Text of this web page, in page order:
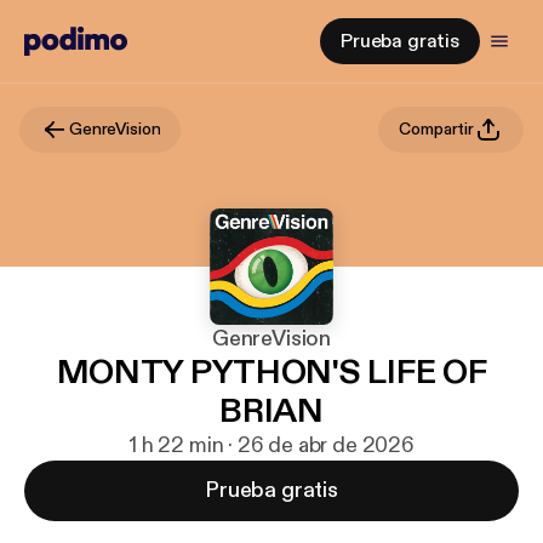
Prueba gratis
GenreVision Compartir
GenreVision
MONTY PYTHON'S LIFE OF
BRIAN
1 h 22 min · 26 de abr de 2026
Prueba gratis